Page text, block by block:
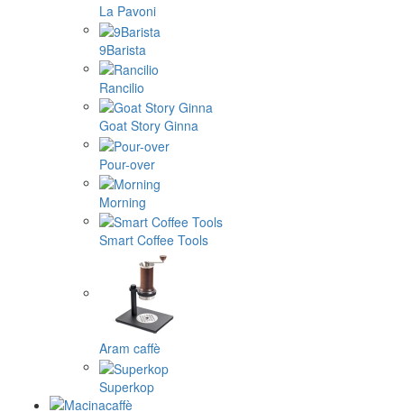
La Pavoni
9Barista
Rancilio
Goat Story Ginna
Pour-over
Morning
Smart Coffee Tools
Aram caffè
Superkop